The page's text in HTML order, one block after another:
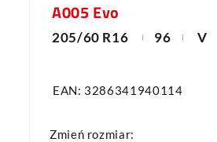
A005 Evo
205/60 R16 96 V
EAN: 3286341940114
Zmień rozmiar: